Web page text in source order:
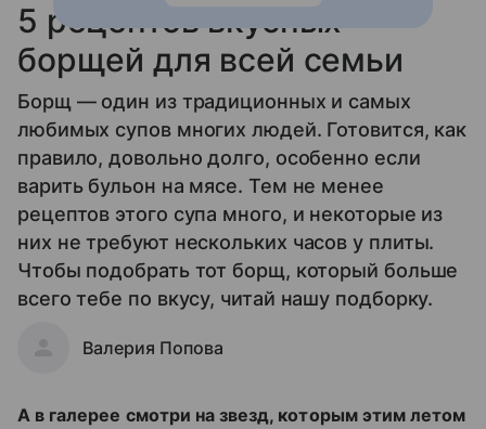
5 рецептов вкусных
борщей для всей семьи
Борщ — один из традиционных и самых
любимых супов многих людей. Готовится, как
правило, довольно долго, особенно если
варить бульон на мясе. Тем не менее
рецептов этого супа много, и некоторые из
них не требуют нескольких часов у плиты.
Чтобы подобрать тот борщ, который больше
всего тебе по вкусу, читай нашу подборку.
Валерия Попова
А в галерее смотри на звезд, которым этим летом